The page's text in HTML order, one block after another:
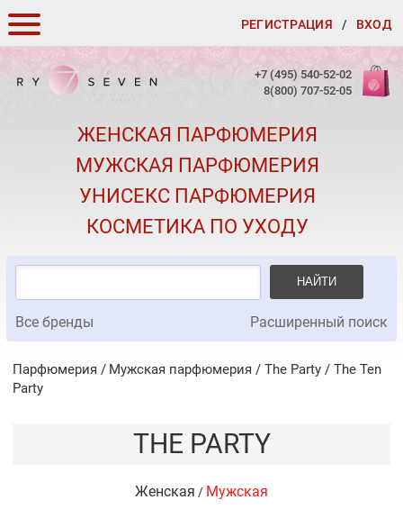
РЕГИСТРАЦИЯ / ВХОД
КАК ЗАКАЗАТЬ
СКИДКИ
КОНТАКТЫ
О КАЧЕСТВЕ
ПОДАРКИ К ЗАКАЗАМ
+7 (495) 540-52-02
8(800) 707-52-05
ЖЕНСКАЯ ПАРФЮМЕРИЯ
МУЖСКАЯ ПАРФЮМЕРИЯ
УНИСЕКС ПАРФЮМЕРИЯ
КОСМЕТИКА ПО УХОДУ
НАЙТИ
Все бренды Расширенный поиск
Парфюмерия Мужская парфюмерия / The Party / The Ten
Party
THE PARTY
Женская / Мужская